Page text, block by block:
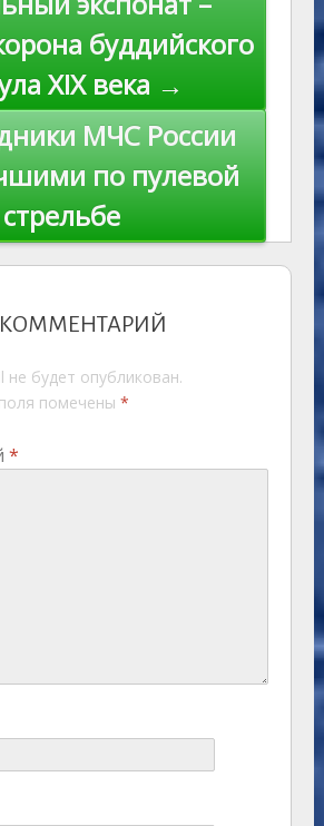
буддийского
XIX века →
МЧС России
по пулевой
стрельбе
не будет опубликован.
помечены *
*